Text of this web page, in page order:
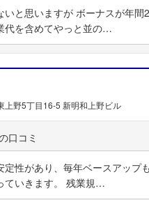
いと思いますが ボーナスが年
代を含めてやっと並の…
上野5丁目16-5 新明和上野ビル
性があり、毎年ベースアップ
ていきます。 残業規…